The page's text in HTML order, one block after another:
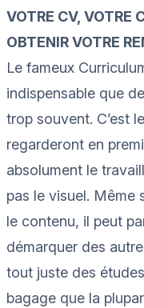
VOTRE CV, VOTRE
OBTENIR VOTRE
Le fameux
indispensable que
trop souvent. C’est
regarderont en
absolument le
pas le visuel. Même
le contenu, il peut
démarquer des
tout juste des
bagage que la